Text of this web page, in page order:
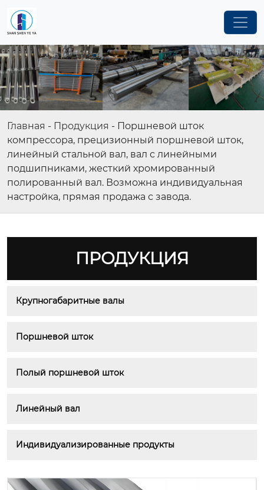
Главная - Продукция - Поршневой шток
компрессора, прецизионный поршневой шток,
линейный стальной вал, вал с линейными
подшипниками, жесткий хромированный
полированный вал. Возможна индивидуальная
настройка, прямая продажа с завода.
ПРОДУКЦИЯ
Крупногабаритные валы
Поршневой шток
Полый поршневой шток
Линейный вал
Индивидуализированные продукты